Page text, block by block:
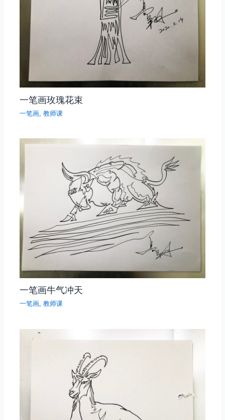
一笔画玫瑰花束
一笔画,教师课
一笔画牛气冲天
一笔画,教师课